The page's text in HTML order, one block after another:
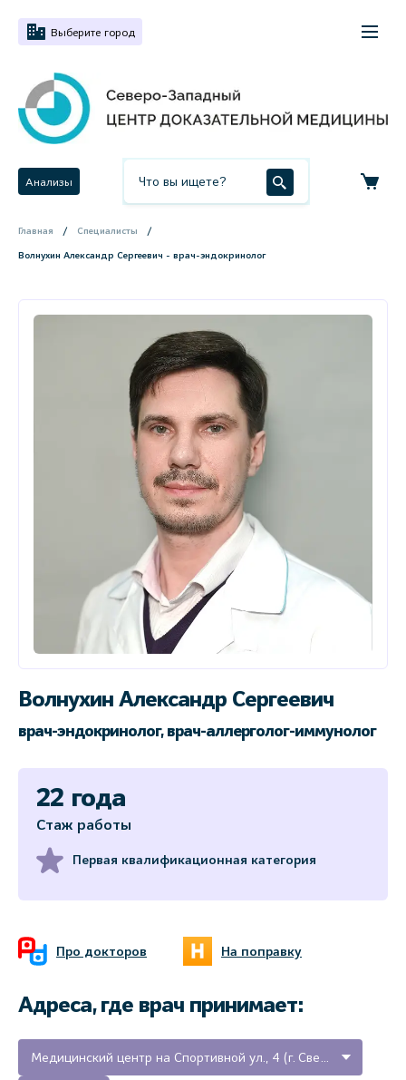
Выберите город
Анализы
Главная Специалисты
Волнухин Александр Сергеевич - врач-эндокринолог
Волнухин Александр Сергеевич
врач-эндокринолог, врач-аллерголог-иммунолог
22 года
Стаж работы
Первая квалификационная категория
Про докторов На поправку
Адреса, где врач принимает:
Медицинский центр на Спортивной ул., 4 (г. Светогорск, Ленинградская область)